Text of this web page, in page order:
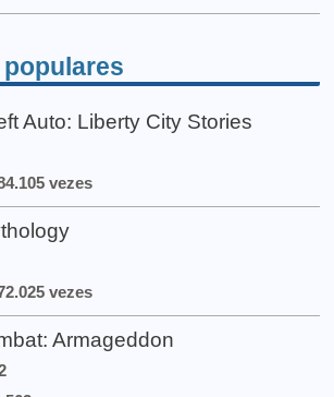
Auto: Liberty City Stories
vezes
vezes
Armageddon